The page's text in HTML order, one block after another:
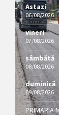
Astazi
06/08/2026
vineri
07/08/2026
sâmbătă
08/08/2026
duminică
09/08/2026
PRIMARIA